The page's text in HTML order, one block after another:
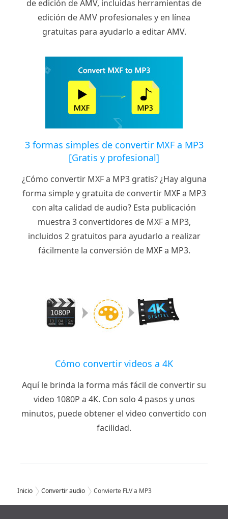
de edición de AMV, incluidas herramientas de
edición de AMV profesionales y en línea
gratuitas para ayudarlo a editar AMV.
3 formas simples de convertir MXF a MP3
[Gratis y profesional]
¿Cómo convertir MXF a MP3 gratis? ¿Hay alguna
forma simple y gratuita de convertir MXF a MP3
con alta calidad de audio? Esta publicación
muestra 3 convertidores de MXF a MP3,
incluidos 2 gratuitos para ayudarlo a realizar
fácilmente la conversión de MXF a MP3.
Cómo convertir videos a 4K
Aquí le brinda la forma más fácil de convertir su
video 1080P a 4K. Con solo 4 pasos y unos
minutos, puede obtener el video convertido con
facilidad.
Inicio Convertir audio Convierte FLV a MP3